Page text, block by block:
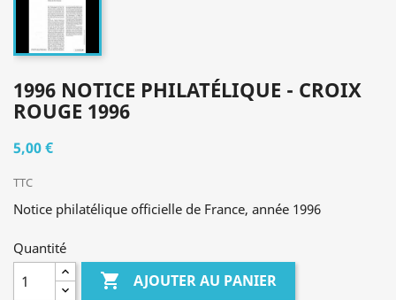
1996 NOTICE PHILATÉLIQUE - CROIX
ROUGE 1996
5,00 €
TTC
Notice philatélique officielle de France, année 1996
Quantité
 AJOUTER AU PANIER